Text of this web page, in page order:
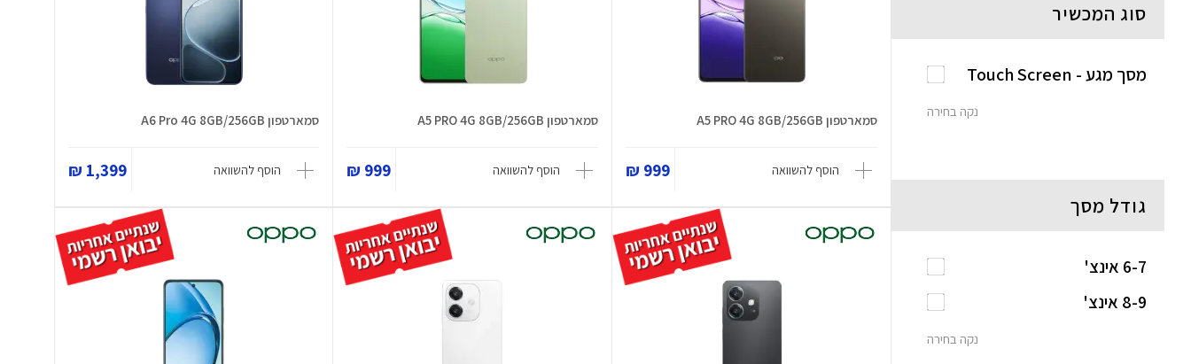
סמארטפון A5 PRO 4G 8GB/256GB
הוסף להשוואה 999 ₪
סמארטפון A5 PRO 4G 8GB/256GB
הוסף להשוואה 999 ₪
סמארטפון A6 Pro 4G 8GB/256GB
הוסף להשוואה 1,399 ₪
סוג המכשיר
מסך מגע - Touch Screen
נקה בחירה
גודל מסך
6-7 אינצ'
8-9 אינצ'
נקה בחירה